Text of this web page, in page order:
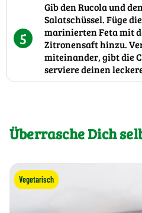
5
Gib den Rucola und
Salatschüssel. Füge
marinierten Feta mit
Zitronensaft hinzu.
miteinander, gibt die
serviere deinen
Überrasche Dich
Vegetarisch